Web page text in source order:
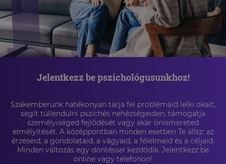
Jelentkezz be pszichológusunkhoz!
Szakemberünk hatékonyan tárja fel problémáid lelki okait,
segít túllendülni pszichés nehézségeiden, támogatja
személyiséged fejlődését vagy akár önismereted
elmélyítését. A középpontban minden esetben Te állsz: az
érzéseid, a gondolataid, a vágyaid, a félelmeid és a céljaid.
Minden változás egy döntéssel kezdődik. Jelentkezz be
online vagy telefonon!